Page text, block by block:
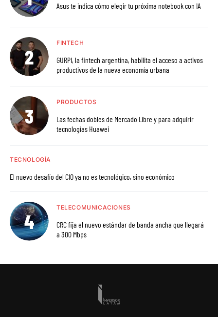
Asus te indica cómo elegir tu próxima notebook con IA
FINTECH
GURPI, la fintech argentina, habilita el acceso a activos
productivos de la nueva economía urbana
PRODUCTOS
Las fechas dobles de Mercado Libre y para adquirir
tecnologías Huawei
TECNOLOGÍA
El nuevo desafío del CIO ya no es tecnológico, sino económico
TELECOMUNICACIONES
CRC fija el nuevo estándar de banda ancha que llegará
a 300 Mbps